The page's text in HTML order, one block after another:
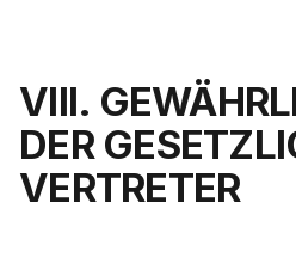
VIII.
DER
VERTRETER